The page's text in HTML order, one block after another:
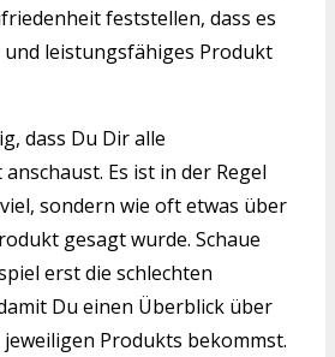
feststellen, dass es
und leistungsfähiges Produkt
dass Du Dir alle
Es ist in der Regel
sondern wie oft etwas über
gesagt wurde. Schaue
erst die schlechten
Du einen Überblick über
Produkts bekommst.